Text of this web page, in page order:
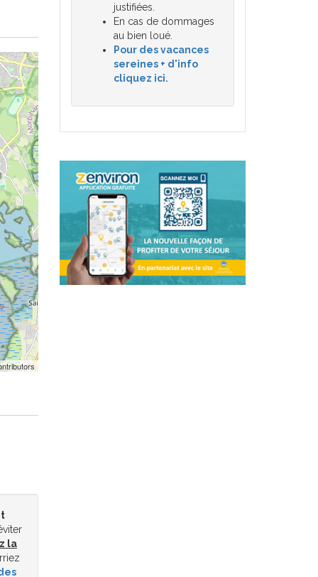
la
justifiées.
En cas de dommages
au bien loué.
Pour des vacances
sereines + d'info
cliquez ici.